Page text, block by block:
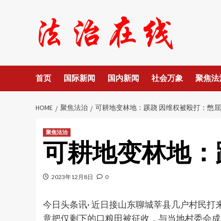
首页 国际新闻 国内新闻 社会万象 聚焦法
HOME 聚焦法治 可耕地变林地：蹊跷 因维权被殴打：憋屈
聚焦法治
可耕地变林地
2023年12月8日 0
今日头条讯· 近日接山东聊城莘县几户村民
意把仅剩下的口粮田被征收，与当地村委会